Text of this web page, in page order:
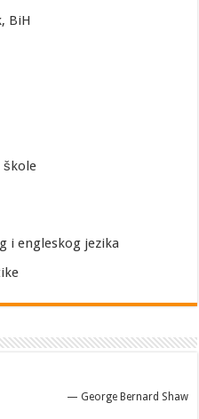
BiH
škole
i engleskog jezika
— George Bernard Shaw